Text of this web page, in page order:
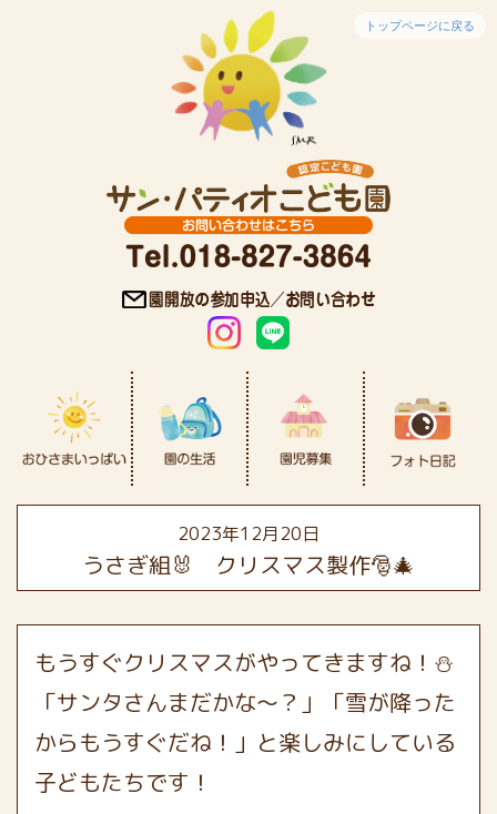
トップページに戻る
2023年12月20日
うさぎ組🐰 クリスマス製作🎅🎄
もうすぐクリスマスがやってきますね！⛄
「サンタさんまだかな～？」「雪が降った
からもうすぐだね！」と楽しみにしている
子どもたちです！